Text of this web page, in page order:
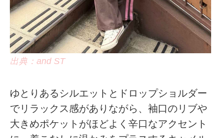
出典：and ST
ゆとりあるシルエットとドロップショルダー
でリラックス感がありながら、袖口のリブや
大きめポケットがほどよく辛口なアクセント